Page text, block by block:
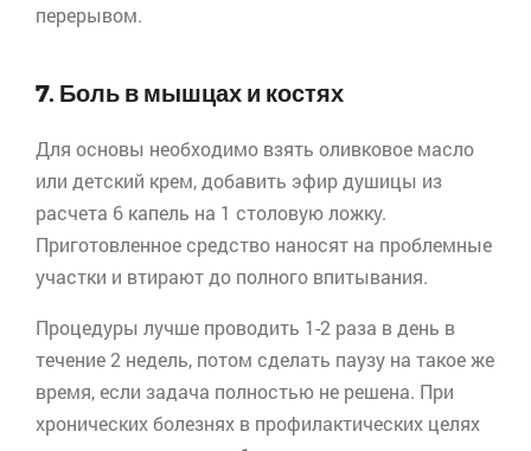
перерывом.
7. Боль в мышцах и костях
Для основы необходимо взять оливковое масло
или детский крем, добавить эфир душицы из
расчета 6 капель на 1 столовую ложку.
Приготовленное средство наносят на проблемные
участки и втирают до полного впитывания.
Процедуры лучше проводить 1-2 раза в день в
течение 2 недель, потом сделать паузу на такое же
время, если задача полностью не решена. При
хронических болезнях в профилактических целях